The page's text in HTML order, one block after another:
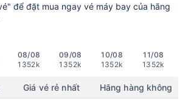
để đặt mua ngay vé máy bay của hãng
08/08
1352k
09/08
1352k
10/08
1352k
11/08
1352k
Giá vé rẻ nhất Hãng hàng không